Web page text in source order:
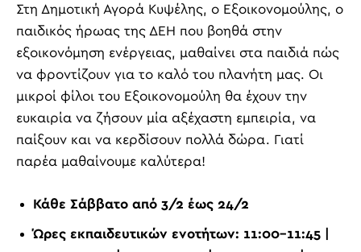
Στη Δημοτική Αγορά Κυψέλης, ο Εξοικονομούλης, ο
παιδικός ήρωας της ΔΕΗ που βοηθά στην
εξοικονόμηση ενέργειας, μαθαίνει στα παιδιά πώς
να φροντίζουν για το καλό του πλανήτη μας. Οι
μικροί φίλοι του Εξοικονομούλη θα έχουν την
ευκαιρία να ζήσουν μία αξέχαστη εμπειρία, να
παίξουν και να κερδίσουν πολλά δώρα. Γιατί
παρέα μαθαίνουμε καλύτερα!
Κάθε Σάββατο από 3/2 έως 24/2
Ώρες εκπαιδευτικών ενοτήτων: 11:00-11:45 |